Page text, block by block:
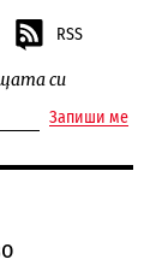
RSS
си
Запиши ме